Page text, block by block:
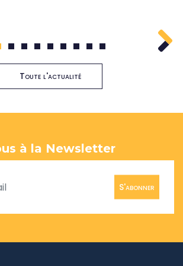
2 3 4 5 6 7 8 9
Toute l'actualité
à la Newsletter
S'abonner